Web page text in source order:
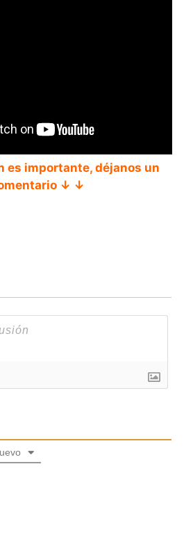
es importante, déjanos un
↓ ↓